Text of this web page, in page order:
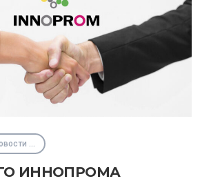
Новости Фонда
ИННОПРОМА